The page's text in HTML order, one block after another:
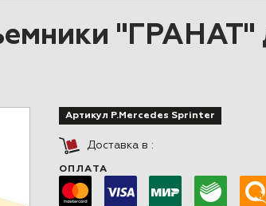
"ГРАНАТ"
Артикул P.Mercedes Sprinter
Доставка в :
ОПЛАТА